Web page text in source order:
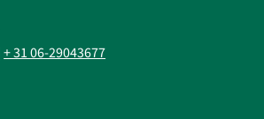
|+ 31 06-29043677